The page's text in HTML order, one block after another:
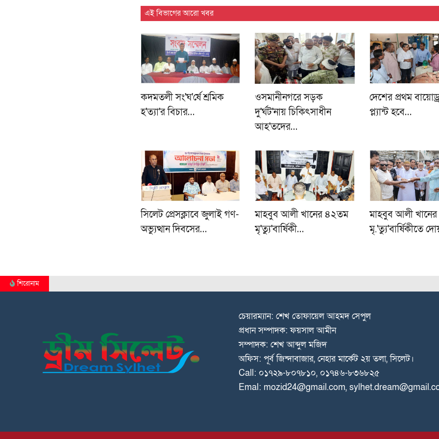
এই বিভাগের আরো খবর
কদমতলী সং'ঘ'র্ষে শ্রমিক
হ'ত্যা'র বিচার…
ওসমানীনগরে সড়ক
দু'র্ঘট'নায় চিকিৎসাধীন
আহ'তদের…
দেশের প্রথম
প্ল্যান্ট হবে…
সিলেট প্রেসক্লাবে জুলাই গণ-
অভ্যুত্থান দিবসের…
মাহবুব আলী খানের ৪২তম
মৃ'ত্যু'বার্ষিকী…
মাহবুব আলী খানের
মৃ.'ত্যু'বার্ষিকীতে
শিরোনাম
চেয়ারম্যান: শেখ তোফায়েল আহমদ সেপুল
প্রধান সম্পাদক: ফয়সাল আমীন
সম্পাদক: শেখ আব্দুল মজিদ
অফিস: পূর্ব জিন্দাবাজার, নেহার মার্কেট ২য় তলা, সিলেট।
Call: ০১৭২৯-৮০৭৮১০, ০১৭৪৬-৮৩৬৮২৫
Emal: mozid24@gmail.com,